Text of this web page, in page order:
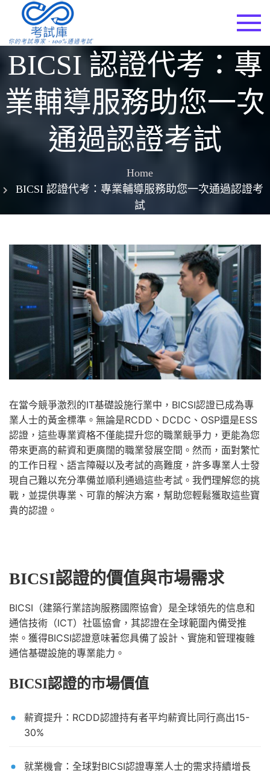
content
BICSI 認證代考：專
業輔導服務助您一次
通過認證考試
Home
BICSI 認證代考：專業輔導服務助您一次通過認證考
試
在當今競爭激烈的IT基礎設施行業中，BICSI認證已成為專
業人士的黃金標準。無論是RCDD、DCDC、OSP還是ESS
認證，這些專業資格不僅能提升您的職業競爭力，更能為您
帶來更高的薪資和更廣闊的職業發展空間。然而，面對繁忙
的工作日程、語言障礙以及考試的高難度，許多專業人士發
現自己難以充分準備並順利通過這些考試。我們理解您的挑
戰，並提供專業、可靠的解決方案，幫助您輕鬆獲取這些寶
貴的認證。
BICSI認證的價值與市場需求
BICSI（建築行業諮詢服務國際協會）是全球領先的信息和
通信技術（ICT）社區協會，其認證在全球範圍內備受推
崇。獲得BICSI認證意味著您具備了設計、實施和管理複雜
通信基礎設施的專業能力。
BICSI認證的市場價值
薪資提升：RCDD認證持有者平均薪資比同行高出15-
30%
就業機會：全球對BICSI認證專業人士的需求持續增長